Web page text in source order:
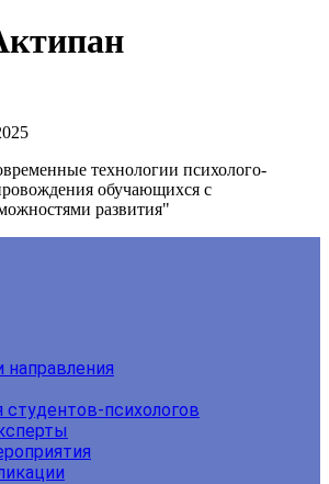
технологии психолого-
обучающихся с
развития"
студентов-психологов